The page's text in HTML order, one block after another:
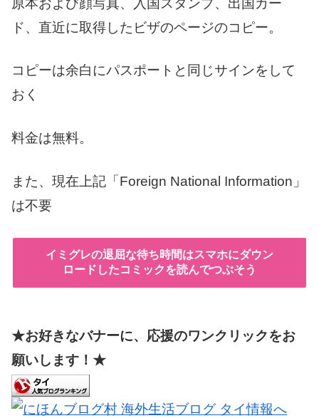
原本および顔写真、入国スタンプ、出国カー
ド、直近に取得したビザのページのコピー。
コピーは余白にパスポートと同じサインをして
おく
料金は無料。
また、現在上記「Foreign National Information」
は不要
イミグレの退屈な待ち時間はスマホにダウン
ロードしたコミックを読んでつぶそう
★お好きなバナーに、応援のワンクリックをお
願いします！★